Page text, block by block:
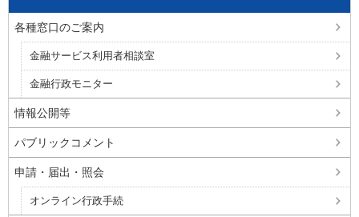
各種窓口のご案内
金融サービス利用者相談室
金融行政モニター
情報公開等
パブリックコメント
申請・届出・照会
オンライン行政手続